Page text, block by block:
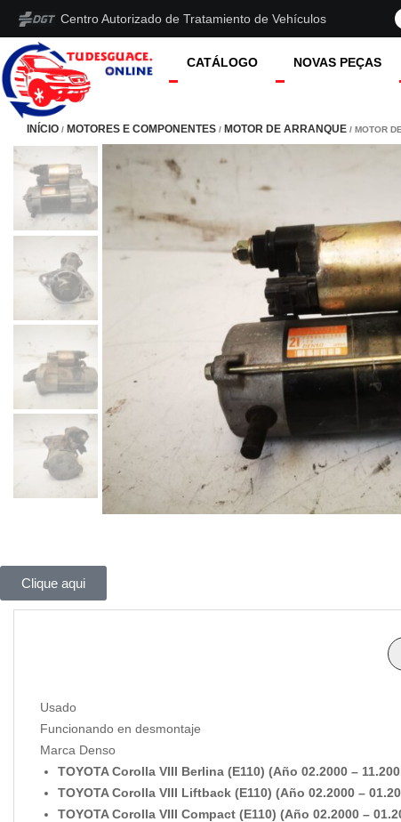
Centro Autorizado de Tratamiento de Vehículos
CATÁLOGO NOVAS PEÇAS
INÍCIO / MOTORES E COMPONENTES / MOTOR DE ARRANQUE / MOTOR
Clique aqui
Usado
Funcionando en desmontaje
Marca Denso
TOYOTA Corolla VIII Berlina (E110) (Año 02.2000 –
TOYOTA Corolla VIII Liftback (E110) (Año 02.2000 –
TOYOTA Corolla VIII Compact (E110) (Año 02.2000 –